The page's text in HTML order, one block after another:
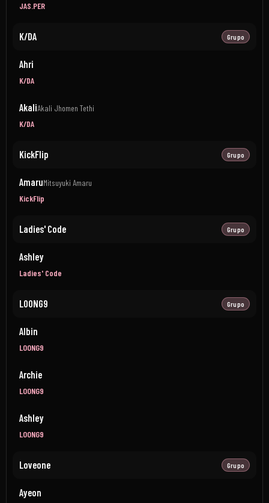
JAS.PER
K/DA Grupo
Ahri
K/DA
AkaliAkali Jhomen Tethi
K/DA
KickFlip Grupo
AmaruMitsuyuki Amaru
KickFlip
Ladies' Code Grupo
Ashley
Ladies' Code
LOONG9 Grupo
Albin
LOONG9
Archie
LOONG9
Ashley
LOONG9
Loveone Grupo
Ayeon